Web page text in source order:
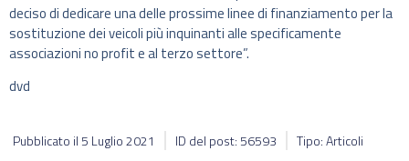
deciso di dedicare una delle prossime linee di finanziamento per la
sostituzione dei veicoli più inquinanti alle specificamente
associazioni no profit e al terzo settore”.
dvd
Pubblicato il 5 Luglio 2021 ID del post: 56593 Tipo: Articoli